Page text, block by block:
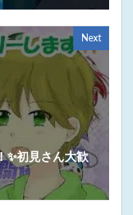
Next
✨初見さん大歓